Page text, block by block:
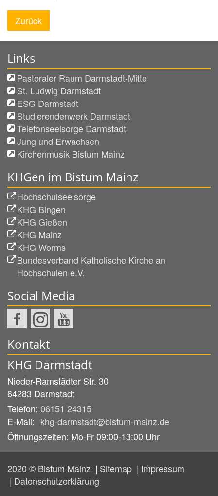
Zurück
Links
Pastoraler Raum Darmstadt-Mitte
St. Ludwig Darmstadt
ESG Darmstadt
Studierendenwerk Darmstadt
Telefonseelsorge Darmstadt
Jung und Erwachsen
Kirchenmusik Bistum Mainz
KHGen im Bistum Mainz
Hochschulseelsorge
KHG Bingen
KHG Gießen
KHG Mainz
KHG Worms
Bundesverband Katholische Kirche an
Hochschulen e.V.
Social Media
Kontakt
KHG Darmstadt
Nieder-Ramstädter Str. 30
64283 Darmstadt
Telefon: 06151 24315
E-Mail: khg-darmstadt@bistum-mainz.de
Öffnungszeiten: Mo-Fr 09:00-13:00 Uhr
2020 © Bistum Mainz Sitemap
Impressum
Datenschutzerklärung